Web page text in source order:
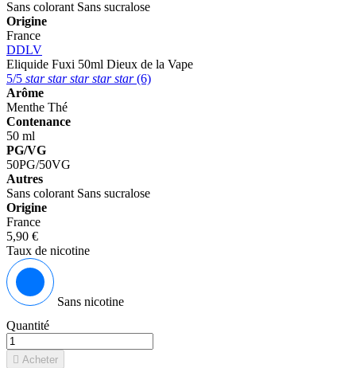
Sans colorant Sans sucralose
Origine
France
DDLV
Eliquide Fuxi 50ml Dieux de la Vape
5/5 starstarstarstarstar(6)
Arôme
Menthe Thé
Contenance
50 ml
PG/VG
50PG/50VG
Autres
Sans colorant Sans sucralose
Origine
France
5,90 €
Taux de nicotine
Sans nicotine
Quantité
 Acheter